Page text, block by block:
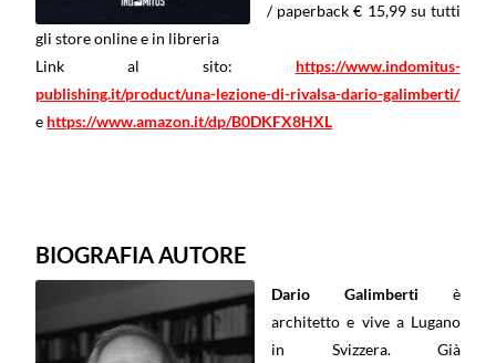
/ paperback € 15,99 su tutti
gli store online e in libreria
Link al sito: https://www.indomitus-
publishing.it/product/una-lezione-di-rivalsa-dario-galimberti/
e https://www.amazon.it/dp/B0DKFX8HXL
BIOGRAFIA AUTORE
Dario Galimberti è
architetto e vive a Lugano
in Svizzera. Già